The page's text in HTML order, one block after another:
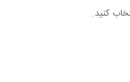
کنید.